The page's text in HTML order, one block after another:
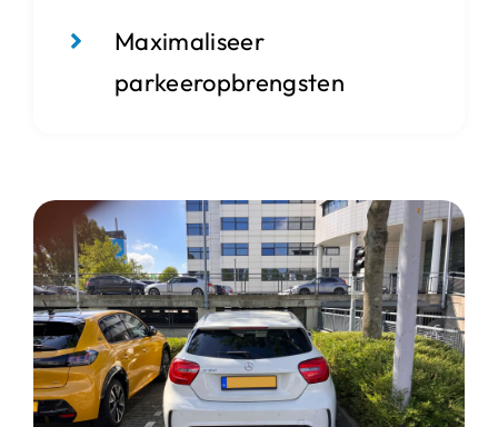
Maximaliseer
parkeeropbrengsten